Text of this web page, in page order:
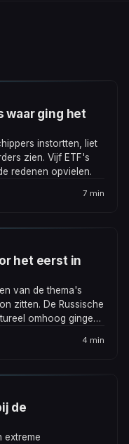
waar ging het
instortten, liet
zien. Vijf ETF's
redenen opvielen.
7 min
het eerst in
van de thema's
zitten. De Russische
omhoog gingen,
4 min
de
extreme